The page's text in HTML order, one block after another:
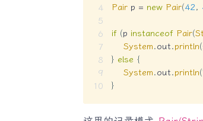
Pair p = new Pair(42,
if (p instanceof Pair(
System.out.println(
} else {
System.out.println(
}